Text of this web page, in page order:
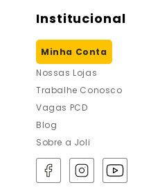
Institucional
Minha Conta
Nossas Lojas
Trabalhe Conosco
Vagas PCD
Blog
Sobre a Joli